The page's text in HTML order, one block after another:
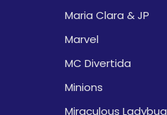
Maria Clara & JP
Marvel
MC Divertida
Minions
Miraculous Ladybug